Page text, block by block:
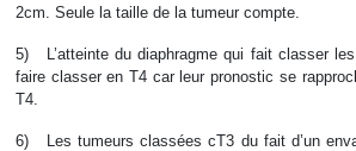
2cm. Seule la taille de la tumeur compte.
5) L’atteinte du diaphragme qui fait classer
faire classer en T4 car leur pronostic se
T4.
6) Les tumeurs classées cT3 du fait d’un